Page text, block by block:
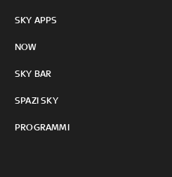
SKY APPS
NOW
SKY BAR
SPAZI SKY
PROGRAMMI